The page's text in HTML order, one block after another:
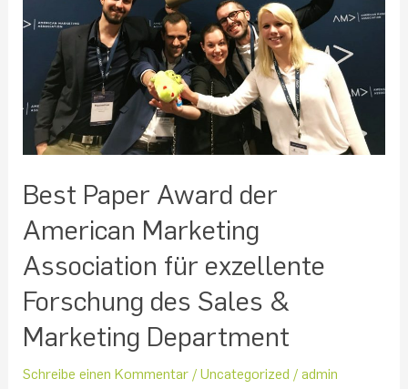
Best Paper Award der
American Marketing
Association für exzellente
Forschung des Sales &
Marketing Department
Schreibe einen Kommentar / Uncategorized / admin
Association
exzellente
Forschung
des
Sales
&
Department